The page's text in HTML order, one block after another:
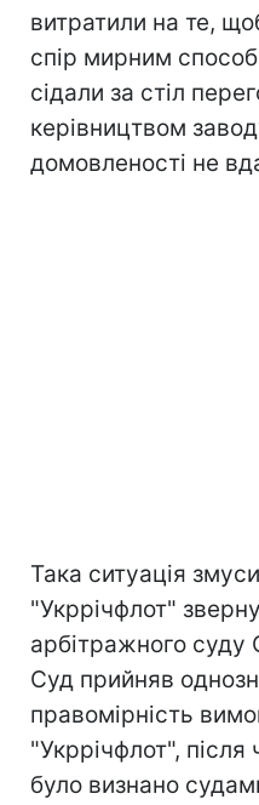
витратили на те,
спір мирним
сідали за стіл
керівництвом
домовленості не
Така ситуація
"Укррічфлот"
арбітражного суду
Суд прийняв
правомірність
"Укррічфлот",
було визнано